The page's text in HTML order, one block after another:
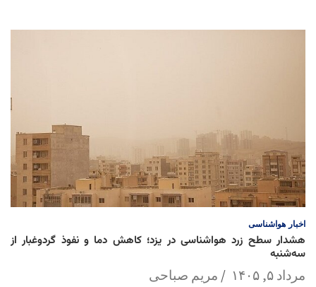
اخبار هواشناسی
هشدار سطح زرد هواشناسی در یزد؛ کاهش دما و نفوذ گردوغبار از
سه‌شنبه
مرداد ۵, ۱۴۰۵ مریم صباحی